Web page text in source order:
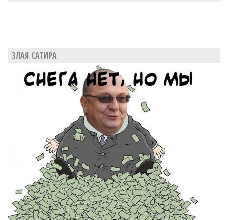
ЗЛАЯ САТИРА